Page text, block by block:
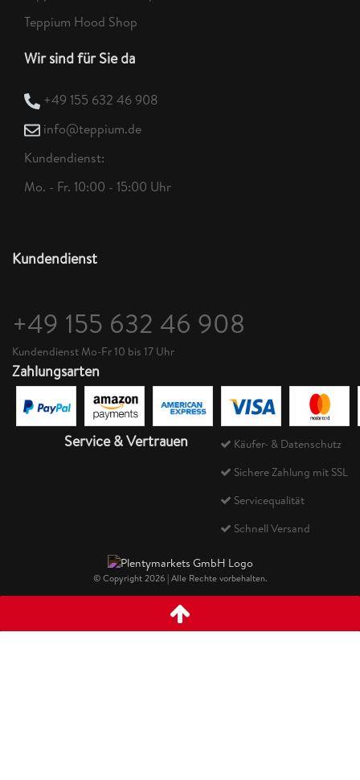
Teppium Hood Shop
Wir sind für Sie da
+49 155 632 46 908
info@teppium.de
Kundendienst:
Mo. - Fr. 10:00 - 15:00 Uhr
Kundendienst
+49 155 632 46 908
Kundendienst Mo-Fr 10 bis 17 Uhr
Zahlungsarten
Service & Vertrauen
Käufer- & Datenschutz
Sichere Zahlung mit SSL
Servicequalität
Schnell Versand
© Copyright 2026 | Alle Rechte vorbehalten.